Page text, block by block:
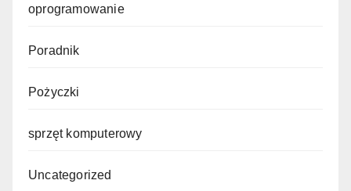
oprogramowanie
Poradnik
Pożyczki
sprzęt komputerowy
Uncategorized